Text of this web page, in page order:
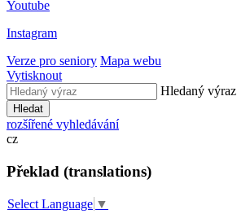
Youtube
Instagram
Verze pro seniory Mapa webu
Vytisknout
Hledaný výraz
Hledat
rozšířené vyhledávání
cz
Překlad (translations)
Select Language ▼